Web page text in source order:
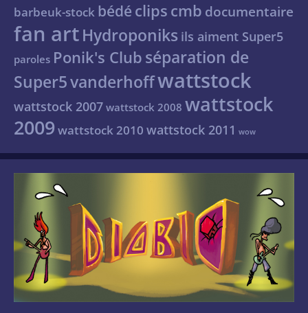
barbeuk-stock bédé clips cmb documentaire
fan artHydroponiks ils aiment Super5
paroles Ponik's Club séparation de
Super5vanderhoffwattstock
wattstock 2007 wattstock 2008 wattstock
2009 wattstock 2010 wattstock 2011 wow